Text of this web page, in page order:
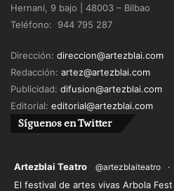
Hernani, 9 bajo | 48003 – Bilbao
Teléfono: 944 795 287
Dirección: direccion@artezblai.com
Redacción: artez@artezblai.com
Publicidad: difusion@artezblai.com
Editorial: editorial@artezblai.com
Síguenos en Twitter
Artezblai Teatro @artezblaiteatro ·
El festival de artes vivas Arbola